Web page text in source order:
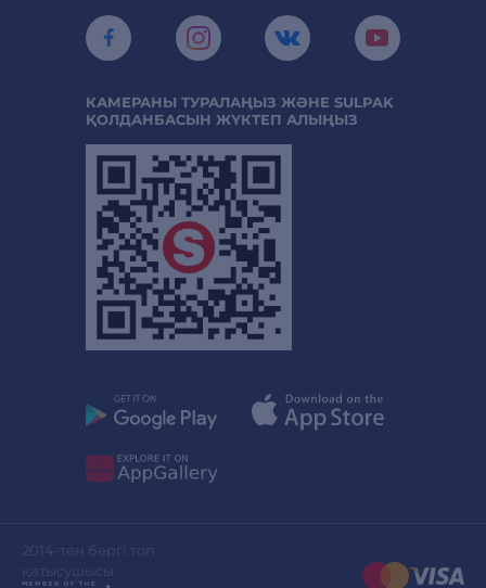
КАМЕРАНЫ ТУРАЛАҢЫЗ ЖӘНЕ SULPAK
ҚОЛДАНБАСЫН ЖҮКТЕП АЛЫҢЫЗ
2014-тен бергі топ
қатысушысы